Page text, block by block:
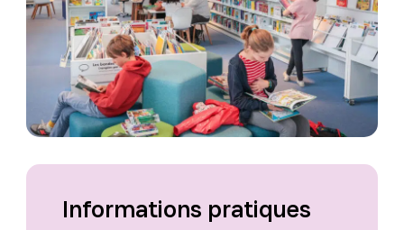
Informations pratiques